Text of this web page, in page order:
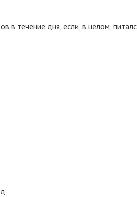
в течение дня, если, в целом,